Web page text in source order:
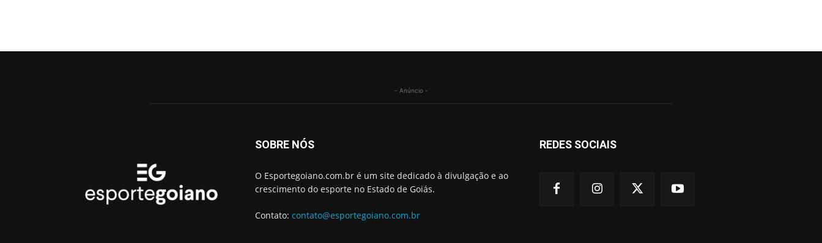
- Anúncio -
SOBRE NÓS
O Esportegoiano.com.br é um site dedicado à divulgação e ao
crescimento do esporte no Estado de Goiás.
Contato: contato@esportegoiano.com.br
REDES SOCIAIS